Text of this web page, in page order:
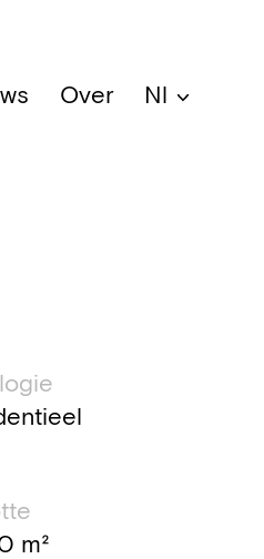
Over Nl
m²